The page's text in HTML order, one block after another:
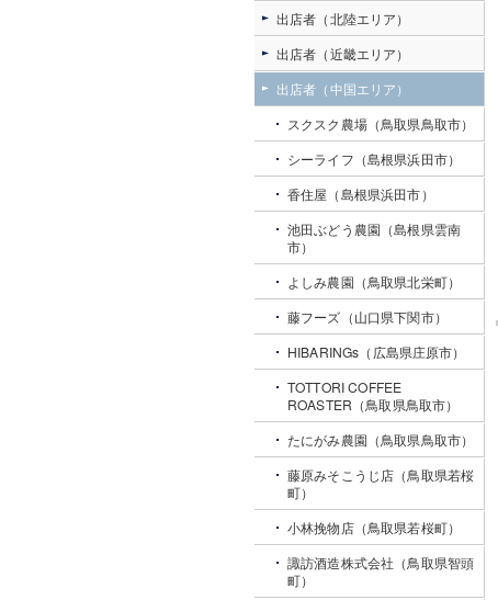
出店者（北陸エリア）
出店者（近畿エリア）
出店者（中国エリア）
スクスク農場（鳥取県鳥取市）
シーライフ（島根県浜田市）
香住屋（島根県浜田市）
池田ぶどう農園（島根県雲南
市）
よしみ農園（鳥取県北栄町）
藤フーズ（山口県下関市）
HIBARINGs（広島県庄原市）
TOTTORI COFFEE
ROASTER（鳥取県鳥取市）
たにがみ農園（鳥取県鳥取市）
藤原みそこうじ店（鳥取県若桜
町）
小林挽物店（鳥取県若桜町）
諏訪酒造株式会社（鳥取県智頭
町）